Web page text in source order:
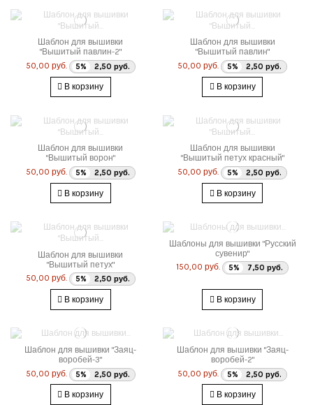
Шаблон для вышивки
"Вышитый павлин-2"
50,00 руб.
5% 2,50 руб.
В корзину
Шаблон для вышивки
"Вышитый павлин"
50,00 руб.
5% 2,50 руб.
В корзину
Шаблон для вышивки
"Вышитый ворон"
50,00 руб.
5% 2,50 руб.
В корзину
Шаблон для вышивки
"Вышитый петух красный"
50,00 руб.
5% 2,50 руб.
В корзину
Шаблон для вышивки
"Вышитый петух"
50,00 руб.
5% 2,50 руб.
В корзину
Шаблоны для вышивки "Русский
сувенир"
150,00 руб.
5% 7,50 руб.
В корзину
Шаблон для вышивки "Заяц-
воробей-3"
50,00 руб.
5% 2,50 руб.
В корзину
Шаблон для вышивки "Заяц-
воробей-2"
50,00 руб.
5% 2,50 руб.
В корзину